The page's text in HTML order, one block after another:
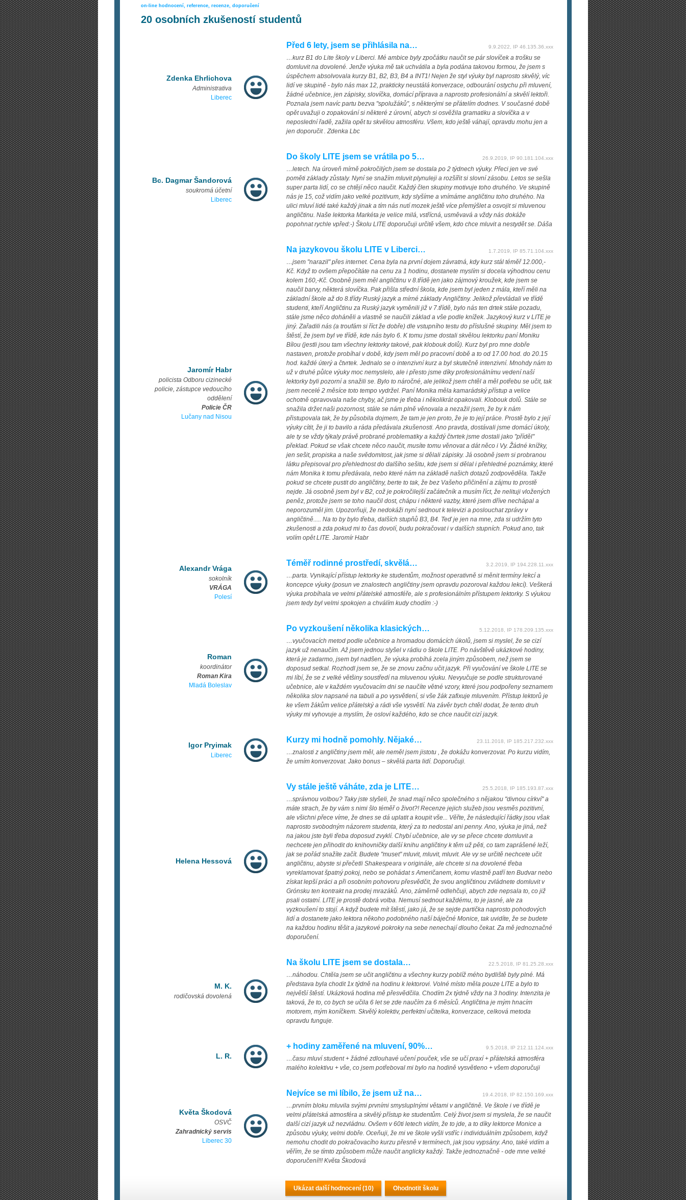
on-line hodnocení, reference, recenze, doporučení
20 osobních zkušeností studentů
Zdenka Ehrlichova
Administrativa
Liberec
Před 6 lety, jsem se přihlásila na… 9.9.2022, IP 46.135.36.xxx
…kurz B1 do Lite školy v Liberci. Mé ambice byly zpočátku naučit se pár slovíček a trošku se
domluvit na dovolené. Jenže výuka mě tak uchvátila a byla podána takovou formou, že jsem s
úspěchem absolvovala kurzy B1, B2, B3, B4 a INT1! Nejen že styl výuky byl naprosto skvělý, víc
lidí ve skupině - bylo nás max 12, prakticky neustálá konverzace, odbourání ostychu při mluvení,
žádné učebnice, jen zápisky, slovíčka, domácí příprava a naprosto profesionální a skvělí lektoři.
Poznala jsem navíc partu bezva "spolužáků", s některými se přátelím dodnes. V současné době
opět uvažuji o zopakování si některé z úrovní, abych si osvěžila gramatiku a slovíčka a v
neposlední řadě, zažila opět tu skvělou atmosféru. Všem, kdo ještě váhají, opravdu mohu jen a
jen doporučit . Zdenka Lbc
Bc. Dagmar Šandorová
soukromá účetní
Liberec
Do školy LITE jsem se vrátila po 5… 26.9.2019, IP 90.181.104.xxx
…letech. Na úroveň mírně pokročilých jsem se dostala po 2 týdnech výuky. Přeci jen ve své
poměti základy zůstaly. Nyní se snažím mluvit plynuleji a rozšířit si slovní zásobu. Letos se sešla
super parta lidí, co se chtějí něco naučit. Každý člen skupiny motivuje toho druhého. Ve skupině
nás je 15, což vidím jako velké pozitivum, kdy slyšíme a vnímáme angličtinu toho druhého. Na
ulici mluví lidé také každý jinak a tím nás nutí mozek ještě více přemýšlet a osvojit si mluvenou
angličtinu. Naše lektorka Markéta je velice milá, vstřícná, usměvavá a vždy nás dokáže
popohnat rychle vpřed:-) Školu LITE doporučuji určitě všem, kdo chce mluvit a nestydět se. Dáša
Jaromír Habr
policista Odboru cizinecké
policie, zástupce vedoucího
oddělení
Policie ČR
Lučany nad Nisou
Na jazykovou školu LITE v Liberci… 1.7.2019, IP 85.71.104.xxx
…jsem "narazil" přes internet. Cena byla na první dojem závratná, kdy kurz stál téměř 12.000,-
Kč. Když to ovšem přepočítáte na cenu za 1 hodinu, dostanete myslím si docela výhodnou cenu
kolem 160,-Kč. Osobně jsem měl angličtinu v 8.třídě jen jako zájmový kroužek, kde jsem se
naučil barvy, některá slovíčka. Pak přišla střední škola, kde jsem byl jeden z mála, kteří měli na
základní škole až do 8.třídy Ruský jazyk a mírné základy Angličtiny. Jelikož převládali ve třídě
studenti, kteří Angličtinu za Ruský jazyk vyměnili již v 7.třídě, bylo nás ten drtek stále pozadu,
stále jsme něco doháněli a vlastně se naučili základ a vše podle knížek. Jazykový kurz v LITE je
jiný. Zařadili nás (a troufám si říct že dobře) dle vstupního testu do příslušné skupiny. Měl jsem to
štěstí, že jsem byl ve třídě, kde nás bylo 6. K tomu jsme dostali skvělou lektorku paní Moniku
Bílou (jestli jsou tam všechny lektorky takové, pak klobouk dolů). Kurz byl pro mne dobře
nastaven, protože probíhal v době, kdy jsem měl po pracovní době a to od 17.00 hod. do 20.15
hod. každé úterý a čtvrtek. Jednalo se o intenzivní kurz a byl skutečně intenzivní. Mnohdy nám to
už v druhé půlce výuky moc nemyslelo, ale i přesto jsme díky profesionálnímu vedení naší
lektorky byli pozorní a snažili se. Bylo to náročné, ale jelikož jsem chtěl a měl potřebu se učit, tak
jsem necelé 2 měsíce toto tempo vydržel. Paní Monika měla kamarádský přístup a velice
ochotně opravovala naše chyby, ač jsme je třeba i několikrát opakovali. Klobouk dolů. Stále se
snažila držet naši pozornost, stále se nám plně věnovala a nezažil jsem, že by k nám
přistupovala tak, že by působila dojmem, že tam je jen proto, že je to její práce. Prostě bylo z její
výuky cítit, že ji to bavilo a ráda předávala zkušenosti. Ano pravda, dostávali jsme domácí úkoly,
ale ty se vždy týkaly právě probrané problematiky a každý čtvrtek jsme dostali jako "příděl"
překlad. Pokud se však chcete něco naučit, musíte tomu věnovat a dát něco i Vy. Žádné knížky,
jen sešit, propiska a naše svědomitost, jak jsme si dělali zápisky. Já osobně jsem si probranou
látku přepisoval pro přehlednost do dalšího sešitu, kde jsem si dělal i přehledné poznámky, které
nám Monika k tomu předávala, nebo které nám na základě našich dotazů zodpověděla. Takže
pokud se chcete pustit do angličtiny, berte to tak, že bez Vašeho přičinění a zájmu to prostě
nejde. Já osobně jsem byl v B2, což je pokročilejší začátečník a musím říct, že nelituji vložených
peněz, protože jsem se toho naučil dost, chápu i některé vazby, které jsem dříve nechápal a
neporozuměl jim. Upozorňuji, že nedokáži nyní sednout k televizi a poslouchat zprávy v
angličtině..... Na to by bylo třeba, dalších stupňů B3, B4. Teď je jen na mne, zda si udržím tyto
zkušenosti a zda pokud mi to čas dovolí, budu pokračovat i v dalších stupních. Pokud ano, tak
volím opět LITE. Jaromír Habr
Alexandr Vrága
sokolník
VRÁGA
Polesí
Téměř rodinné prostředí, skvělá… 3.2.2019, IP 194.228.11.xxx
…parta. Vynikající přístup lektorky ke studentům, možnost operativně si měnit termíny lekcí a
koncepce výuky (posun ve znalostech angličtiny jsem opravdu pozoroval každou lekcí). Veškerá
výuka probíhala ve velmi přátelské atmosféře, ale s profesionálním přístupem lektorky. S výukou
jsem tedy byl velmi spokojen a chválím kudy chodím :-)
Roman
koordinátor
Roman Kira
Mladá Boleslav
Po vyzkoušení několika klasických… 5.12.2018, IP 178.209.135.xxx
…vyučovacích metod podle učebnice a hromadou domácích úkolů, jsem si myslel, že se cizí
jazyk už nenaučím. Až jsem jednou slyšel v rádiu o škole LITE. Po návštěvě ukázkové hodiny,
která je zadarmo, jsem byl nadšen, že výuka probíhá zcela jiným způsobem, než jsem se
doposud setkal. Rozhodl jsem se, že se znovu začnu učit jazyk. Při vyučování ve škole LITE se
mi líbí, že se z velké většiny soustředí na mluvenou výuku. Nevyučuje se podle strukturované
učebnice, ale v každém vyučovacím dni se naučíte větné vzory, které jsou podpořeny seznamem
několika slov napsané na tabuli a po vysvětlení, si vše žák zafixuje mluvením. Přístup lektorů je
ke všem žákům velice přátelský a rádi vše vysvětlí. Na závěr bych chtěl dodat, že tento druh
výuky mi vyhovuje a myslím, že osloví každého, kdo se chce naučit cizí jazyk.
Igor Pryimak
Liberec
Kurzy mi hodně pomohly. Nějaké… 23.11.2018, IP 185.217.232.xxx
…znalosti z angličtiny jsem měl, ale neměl jsem jistotu , že dokážu konverzovat. Po kurzu vidím,
že umím konverzovat. Jako bonus – skvělá parta lidí. Doporučuji.
Helena Hessová
Vy stále ještě váháte, zda je LITE… 25.5.2018, IP 185.193.87.xxx
…správnou volbou? Taky jste slyšeli, že snad mají něco společného s nějakou "divnou církví" a
máte strach, že by vám s nimi šlo téměř o život?! Recenze jejich služeb jsou vesměs pozitivní,
ale všichni přece víme, že dnes se dá uplatit a koupit vše... Věřte, že následující řádky jsou však
naprosto svobodným názorem studenta, který za to nedostal ani penny. Ano, výuka je jiná, než
na jakou jste byli třeba doposud zvyklí. Chybí učebnice, ale vy se přece chcete domluvit a
nechcete jen přihodit do knihovničky další knihu angličtiny k těm už pěti, co tam zaprášené leží,
jak se pořád snažíte začít. Budete "muset" mluvit, mluvit, mluvit. Ale vy se určitě nechcete učit
angličtinu, abyste si přečetli Shakespeara v originále, ale chcete si na dovolené třeba
vyreklamovat špatný pokoj, nebo se pohádat s Američanem, komu vlastně patří ten Budvar nebo
získat lepší práci a při osobním pohovoru přesvědčit, že svou angličtinou zvládnete domluvit v
Grónsku ten kontrakt na prodej mrazáků. Ano, záměrně odlehčuji, abych zde nepsala to, co již
psali ostatní. LITE je prostě dobrá volba. Nemusí sednout každému, to je jasné, ale za
vyzkoušení to stojí. A když budete mít štěstí, jako já, že se sejde partička naprosto pohodových
lidí a dostanete jako lektora někoho podobného naší báječné Monice, tak uvidíte, že se budete
na každou hodinu těšit a jazykové pokroky na sebe nenechají dlouho čekat. Za mě jednoznačné
doporučení.
M. K.
rodičovská dovolená
Na školu LITE jsem se dostala… 22.5.2018, IP 81.25.28.xxx
…náhodou. Chtěla jsem se učit angličtinu a všechny kurzy poblíž mého bydliště byly plné. Má
představa byla chodit 1x týdně na hodinu k lektorovi. Volné místo měla pouze LITE a bylo to
největší štěstí. Ukázková hodina mě přesvědčila. Chodím 2x týdně vždy na 3 hodiny. Intenzita je
taková, že to, co bych se učila 6 let se zde naučím za 6 měsíců. Angličtina je mým hnacím
motorem, mým koníčkem. Skvělý kolektiv, perfektní učitelka, konverzace, celková metoda
opravdu funguje.
L. R.
+ hodiny zaměřené na mluvení, 90%… 9.5.2018, IP 212.11.124.xxx
…času mluví student + žádné zdlouhavé učení pouček, vše se učí praxí + přátelská atmosféra
malého kolektivu + vše, co jsem potřeboval mi bylo na hodině vysvětleno + všem doporučuji
Květa Škodová
OSVČ
Zahradnický servis
Liberec 30
Nejvíce se mi líbilo, že jsem už na… 19.4.2018, IP 82.150.169.xxx
…prvním bloku mluvila svými prvními smysluplnými větami v angličtině. Ve škole i ve třídě je
velmi přátelská atmosféra a skvělý přístup ke studentům. Celý život jsem si myslela, že se naučit
další cizí jazyk už nezvládnu. Ovšem v 60ti letech vidím, že to jde, a to díky lektorce Monice a
způsobu výuky, velmi dobře. Oceňuji, že mi ve škole vyšli vstříc i individuálním způsobem, když
nemohu chodit do pokračovacího kurzu přesně v termínech, jak jsou vypsány. Ano, také vidím a
věřím, že se tímto způsobem může naučit anglicky každý. Takže jednoznačně - ode mne velké
doporučení!!! Květa Škodová
Ukázat další hodnocení (10) Ohodnotit školu